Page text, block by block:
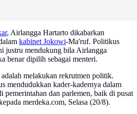
, Airlangga Hartarto dikabarkan
kabinet Jokowi-Ma'ruf. Politikus
justru mendukung bila Airlangga
benar dipilih sebagai menteri.
melakukan rekrutmen politik.
mendudukkan kader-kadernya dalam
pemerintahan dan parlemen, baik di pusat
merdeka.com, Selasa (20/8).